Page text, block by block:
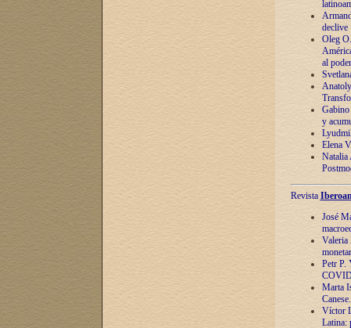
declive
Oleg
al poder
y
Elena
Natalia
Revista
José
Valeria
Petr P.
Marta
Víctor
Latina: